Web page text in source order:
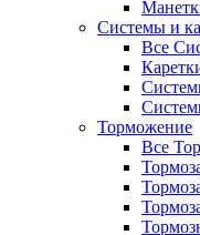
Системы и
Все
Торможение
Все